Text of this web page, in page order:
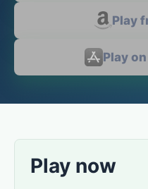
Play
Play
Play now